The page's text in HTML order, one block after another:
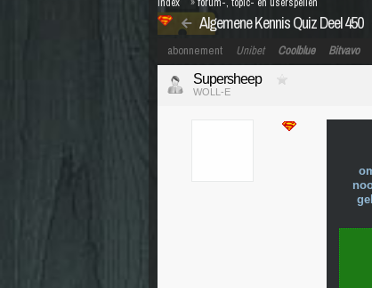
Algemene Kennis Quiz Deel 450
abonnement Unibet Coolblue Bitvavo
Supersheep
WOLL-E